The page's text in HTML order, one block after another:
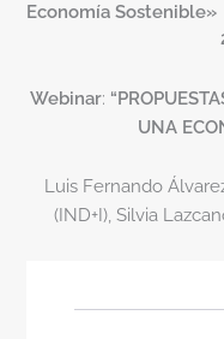
Economía Sostenible»
Webinar:
UNA
Luis Fernando
(IND+I), Silvia